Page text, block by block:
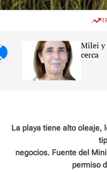
Milei y
cerca
La playa tiene alto oleaje,
negocios. Fuente del
permiso